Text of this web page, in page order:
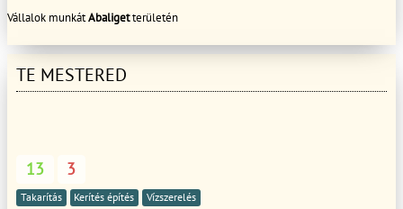
TérkővezésStb ststb Hívjon bátran!Tisztelettel: Mága
Vállalok munkátAbaligetterületén
TE MESTERED
13 3
Takarítás Kerítés építés Vízszerelés